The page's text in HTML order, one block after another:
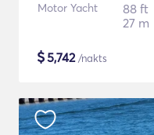
Motor Yacht
88 ft
27 m
$5,742/nakts